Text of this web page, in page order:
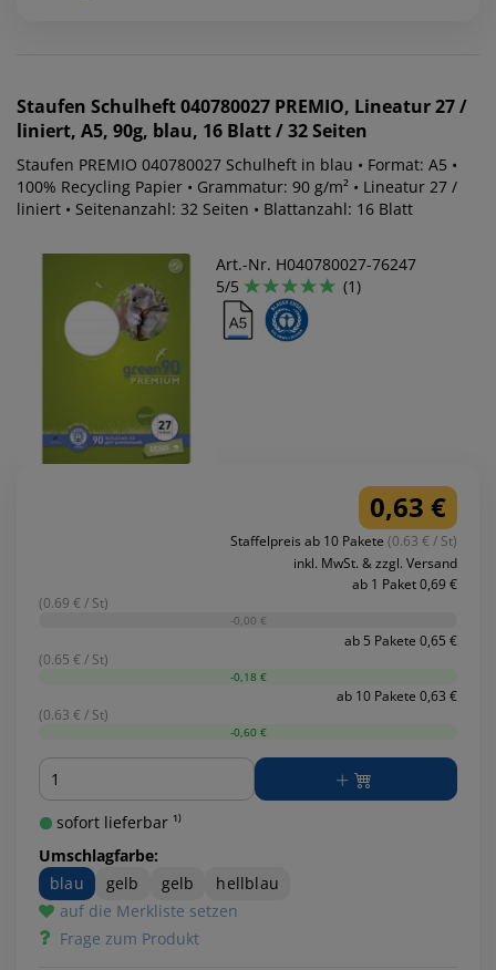
Staufen Schulheft 040780027 PREMIO, Lineatur 27 /
liniert, A5, 90g, blau, 16 Blatt / 32 Seiten
Staufen PREMIO 040780027 Schulheft in blau • Format: A5 •
100% Recycling Papier • Grammatur: 90 g/m² • Lineatur 27 /
liniert • Seitenanzahl: 32 Seiten • Blattanzahl: 16 Blatt
Art.-Nr. H040780027-76247
5/5
(1)
0,63 €
Staffelpreis ab 10 Pakete (0.63 € / St)
inkl. MwSt. & zzgl. Versand
ab 1 Paket 0,69 €
(0.69 € / St)
-0,00 €
ab 5 Pakete 0,65 €
(0.65 € / St)
-0,18 €
ab 10 Pakete 0,63 €
(0.63 € / St)
-0,60 €
Menge
sofort lieferbar ¹⁾
Umschlagfarbe:
blau
gelb gelb
hellblau
auf die Merkliste setzen
Frage zum Produkt